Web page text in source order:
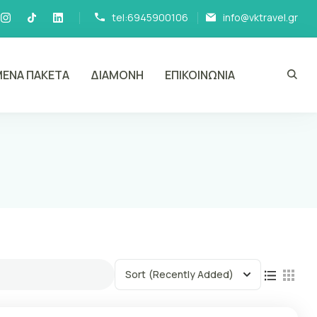
tel:6945900106 info@vktravel.gr
ΠΑΚΕΤΑ ΔΙΑΜΟΝΗ ΕΠΙΚΟΙΝΩΝΙΑ
Sort (Recently Added)